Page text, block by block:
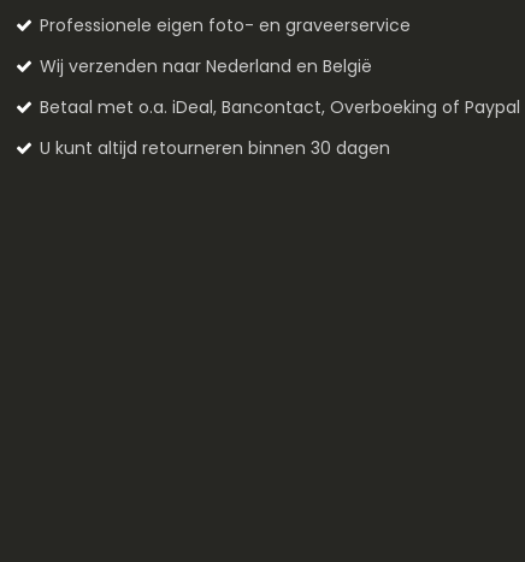
Professionele eigen foto- en graveerservice
Wij verzenden naar Nederland en België
Betaal met o.a. iDeal, Bancontact, Overboeking of Paypal
U kunt altijd retourneren binnen 30 dagen